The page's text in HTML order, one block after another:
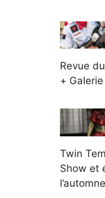
Revue
+
Twin
Show et